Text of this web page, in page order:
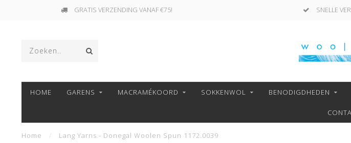
GRATIS VERZENDING VANAF €75! SNELLE
HOME GARENS MACRAMÉKOORD SOKKENWOL BENODIGDHEDEN
Home Lang Yarns - Donegal Woolen Spun 1172.0039